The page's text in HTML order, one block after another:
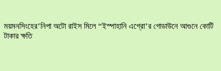
ময়মনসিংহের’নিপা অটো রাইস মিলে “ইস্পাহানি এগ্রো’র গোডাউনে আগুনে কোটি
টাকার ক্ষতি